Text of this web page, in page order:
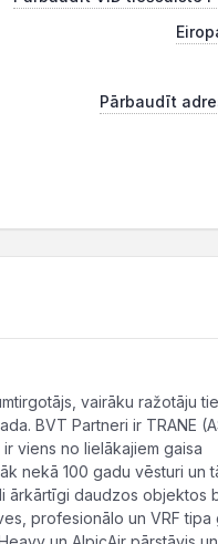
Pārbaudīt
vairāku ražotāju
BVT Partneri ir TRANE
viens no lielākajiem gaisa
nekā 100 gadu vēsturi un
ārkārtīgi daudzos objektos
profesionālo un VRF tipa